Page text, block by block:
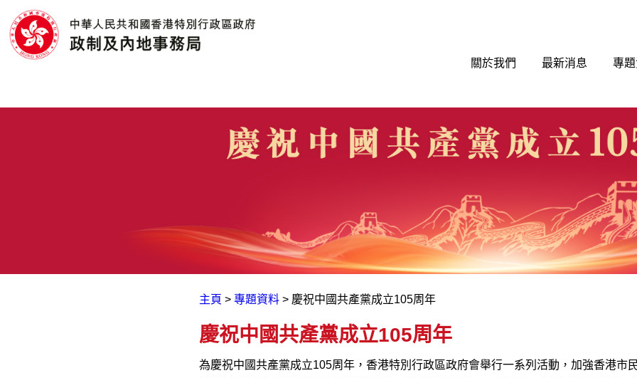
關於我們 最新消息 專
主頁 > 專題資料 > 慶祝中國共產黨成立105周年
慶祝中國共產黨成立105周年
為慶祝中國共產黨成立105周年，香港特別行政區政府會舉行一系列活動，加強香港市